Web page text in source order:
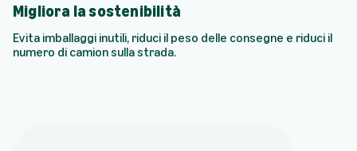
Migliora la sostenibilità
Evita imballaggi inutili, riduci il peso delle consegne e riduci il
numero di camion sulla strada.